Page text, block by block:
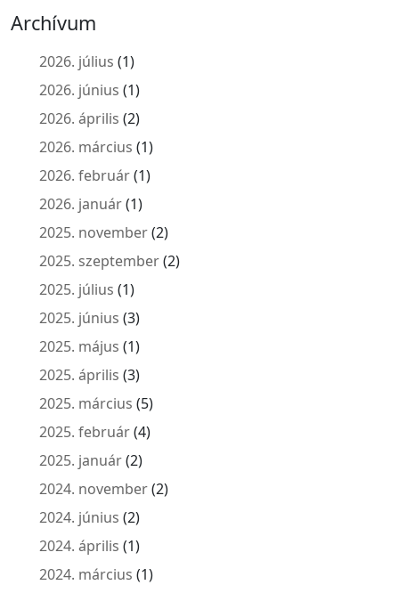
Archívum
2026. július (1)
2026. június (1)
2026. április (2)
2026. március (1)
2026. február(1)
2026. január(1)
2025. november(2)
2025. szeptember(2)
2025. július (1)
2025. június (3)
2025. május (1)
2025. április (3)
2025. március (5)
2025. február(4)
2025. január(2)
2024. november(2)
2024. június (2)
2024. április (1)
2024. március (1)